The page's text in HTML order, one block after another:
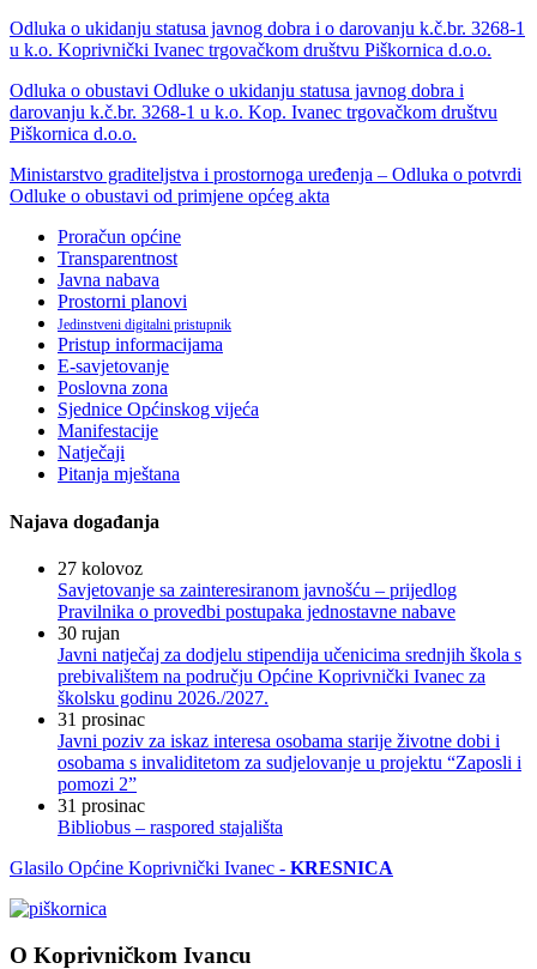
Odluka o ukidanju statusa javnog dobra i o darovanju k.č.br. 3268-1
u k.o. Koprivnički Ivanec trgovačkom društvu Piškornica d.o.o.
Odluka o obustavi Odluke o ukidanju statusa javnog dobra i
darovanju k.č.br. 3268-1 u k.o. Kop. Ivanec trgovačkom društvu
Piškornica d.o.o.
Ministarstvo graditeljstva i prostornoga uređenja – Odluka o potvrdi
Odluke o obustavi od primjene općeg akta
Proračun općine
Transparentnost
Javna nabava
Prostorni planovi
Jedinstveni digitalni pristupnik
Pristup informacijama
E-savjetovanje
Poslovna zona
Sjednice Općinskog vijeća
Manifestacije
Natječaji
Pitanja mještana
Najava događanja
27 kolovoz
Savjetovanje sa zainteresiranom javnošću – prijedlog
Pravilnika o provedbi postupaka jednostavne nabave
30 rujan
Javni natječaj za dodjelu stipendija učenicima srednjih škola s
prebivalištem na području Općine Koprivnički Ivanec za
školsku godinu 2026./2027.
31 prosinac
Javni poziv za iskaz interesa osobama starije životne dobi i
osobama s invaliditetom za sudjelovanje u projektu “Zaposli i
pomozi 2”
31 prosinac
Bibliobus – raspored stajališta
Glasilo Općine Koprivnički Ivanec - KRESNICA
O Koprivničkom Ivancu